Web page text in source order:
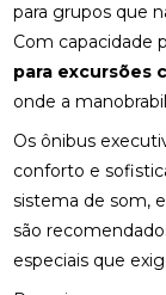
para grupos que
Com capacidade
para excursões
onde a
Os ônibus
conforto e
sistema de som,
são
especiais que